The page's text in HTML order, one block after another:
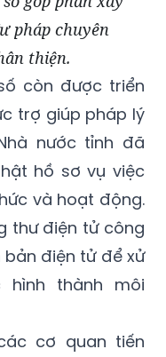
pháp chuyên
thiện.
còn được triển
trợ giúp pháp lý
nước tỉnh đã
hồ sơ vụ việc
và hoạt động.
thư điện tử công
điện tử để xử
hình thành môi
cơ quan tiến